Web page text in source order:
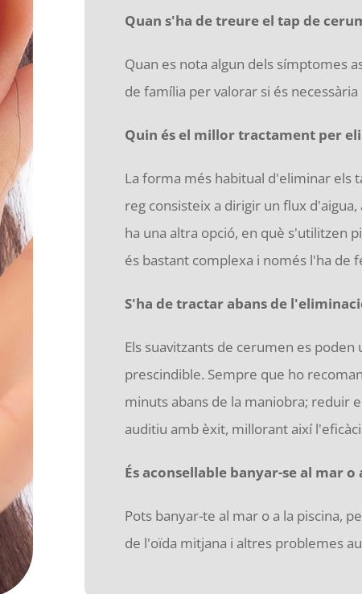
Quan s'ha de treure el tap de
Quan es nota algun dels símptomes
de família per valorar si és
Quin és el millor tractament per
La forma més habitual d'eliminar els
reg consisteix a dirigir un flux
ha una altra opció, en què s'utilitzen
és bastant complexa i només l'ha de
S'ha de tractar abans de
Els suavitzants de cerumen es
prescindible. Sempre que ho
minuts abans de la maniobra; reduir
auditiu amb èxit, millorant així
És aconsellable banyar-se al mar
Pots banyar-te al mar o a la piscina,
de l'oïda mitjana i altres problemes